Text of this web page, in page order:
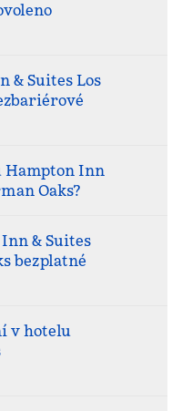
& Suites Los
Hampton Inn
Oaks?
& Suites
bezplatné
v hotelu